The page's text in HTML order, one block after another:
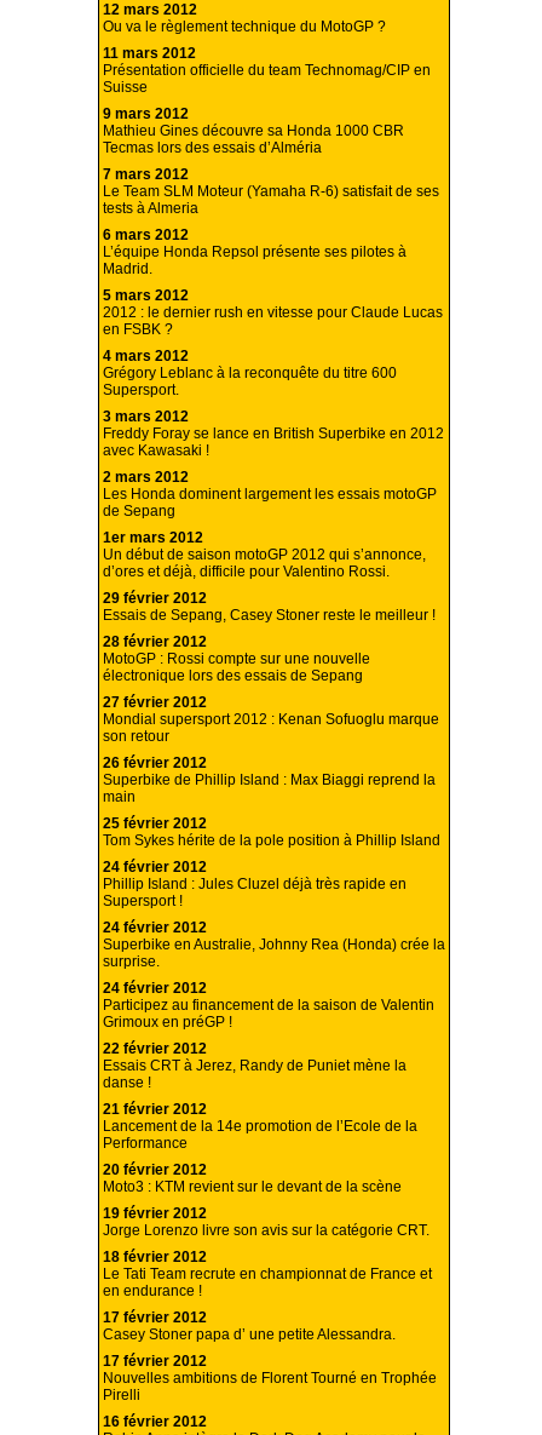
12 mars 2012
Ou va le règlement technique du MotoGP ?
11 mars 2012
Présentation officielle du team Technomag/CIP en
Suisse
9 mars 2012
Mathieu Gines découvre sa Honda 1000 CBR
Tecmas lors des essais d’Alméria
7 mars 2012
Le Team SLM Moteur (Yamaha R-6) satisfait de ses
tests à Almeria
6 mars 2012
L’équipe Honda Repsol présente ses pilotes à
Madrid.
5 mars 2012
2012 : le dernier rush en vitesse pour Claude Lucas
en FSBK ?
4 mars 2012
Grégory Leblanc à la reconquête du titre 600
Supersport.
3 mars 2012
Freddy Foray se lance en British Superbike en 2012
avec Kawasaki !
2 mars 2012
Les Honda dominent largement les essais motoGP
de Sepang
1er mars 2012
Un début de saison motoGP 2012 qui s’annonce,
d’ores et déjà, difficile pour Valentino Rossi.
29 février 2012
Essais de Sepang, Casey Stoner reste le meilleur !
28 février 2012
MotoGP : Rossi compte sur une nouvelle
électronique lors des essais de Sepang
27 février 2012
Mondial supersport 2012 : Kenan Sofuoglu marque
son retour
26 février 2012
Superbike de Phillip Island : Max Biaggi reprend la
main
25 février 2012
Tom Sykes hérite de la pole position à Phillip Island
24 février 2012
Phillip Island : Jules Cluzel déjà très rapide en
Supersport !
24 février 2012
Superbike en Australie, Johnny Rea (Honda) crée la
surprise.
24 février 2012
Participez au financement de la saison de Valentin
Grimoux en préGP !
22 février 2012
Essais CRT à Jerez, Randy de Puniet mène la
danse !
21 février 2012
Lancement de la 14e promotion de l’Ecole de la
Performance
20 février 2012
Moto3 : KTM revient sur le devant de la scène
19 février 2012
Jorge Lorenzo livre son avis sur la catégorie CRT.
18 février 2012
Le Tati Team recrute en championnat de France et
en endurance !
17 février 2012
Casey Stoner papa d’ une petite Alessandra.
17 février 2012
Nouvelles ambitions de Florent Tourné en Trophée
Pirelli
16 février 2012